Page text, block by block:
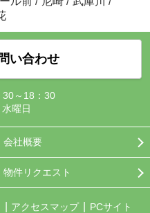
い合わせ
30～18：30
水曜日
会社概要
物件リクエスト
アクセスマップ
PCサイト